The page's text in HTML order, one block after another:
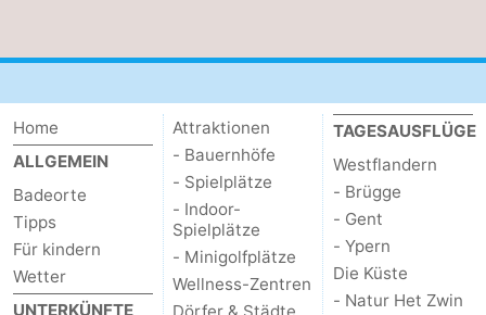
Koksijde
-
De
Panne
-
Natur
Westhoek
Wetter
Kontakt
Home
ALLGEMEIN
Badeorte
Tipps
Für kindern
Wetter
UNTERKÜNFTE
Attraktionen
- Bauernhöfe
- Spielplätze
- Indoor-
Spielplätze
- Minigolfplätze
Wellness-Zentren
Dörfer & Städte
TAGESAUSFLÜGE
Westflandern
- Brügge
- Gent
- Ypern
Die Küste
- Natur Het Zwin